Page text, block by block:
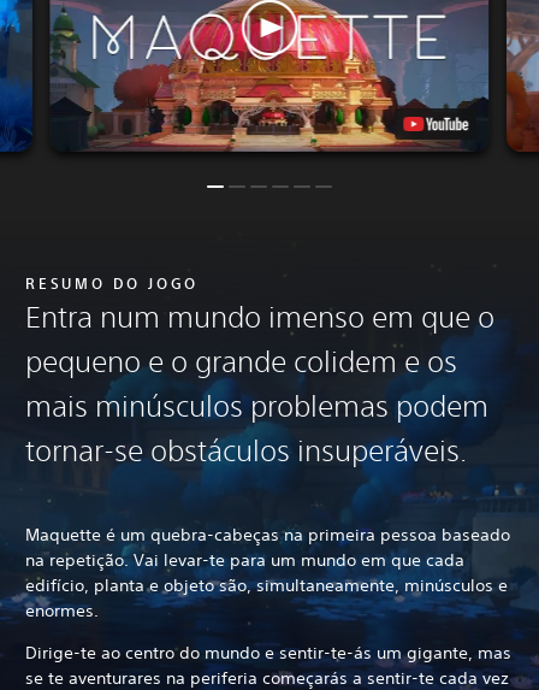
RESUMO DO JOGO
Entra num mundo imenso em que o
pequeno e o grande colidem e os
mais minúsculos problemas podem
tornar-se obstáculos insuperáveis.
Maquette é um quebra-cabeças na primeira pessoa baseado
na repetição. Vai levar-te para um mundo em que cada
edifício, planta e objeto são, simultaneamente, minúsculos e
enormes.
Dirige-te ao centro do mundo e sentir-te-ás um gigante, mas
se te aventurares na periferia começarás a sentir-te cada vez